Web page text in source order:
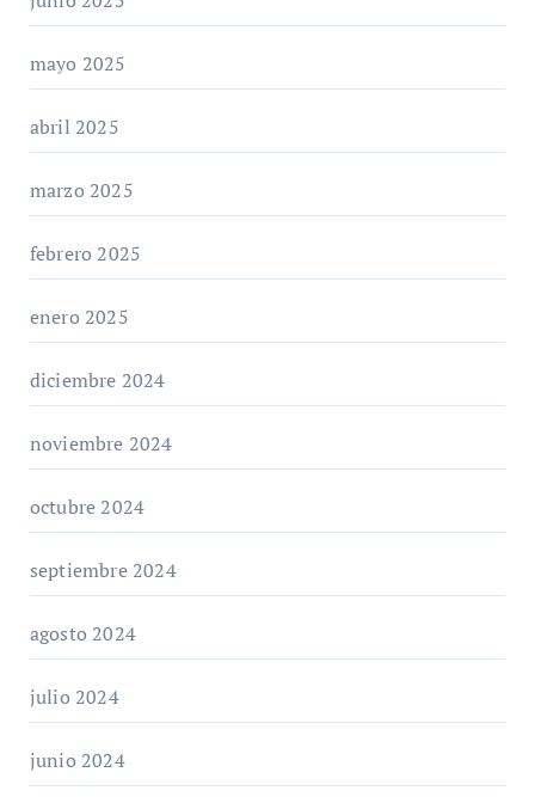
mayo 2025
abril 2025
marzo 2025
febrero 2025
enero 2025
diciembre 2024
noviembre 2024
octubre 2024
septiembre 2024
agosto 2024
julio 2024
junio 2024